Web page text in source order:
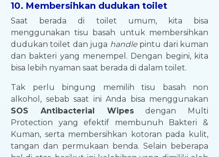
10. Membersihkan dudukan toilet
Saat berada di toilet umum, kita bisa
menggunakan tisu basah untuk membersihkan
dudukan toilet dan juga handle pintu dari kuman
dan bakteri yang menempel. Dengan begini, kita
bisa lebih nyaman saat berada di dalam toilet.
Tak perlu bingung memilih tisu basah non
alkohol, sebab saat ini Anda bisa menggunakan
SOS Antibacterial Wipesdengan Multi
Protection yang efektif membunuh Bakteri &
Kuman, serta membersihkan kotoran pada kulit,
tangan dan permukaan benda. Selain beberapa